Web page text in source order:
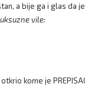
a bije ga i glas da
vile:
otkrio kome je